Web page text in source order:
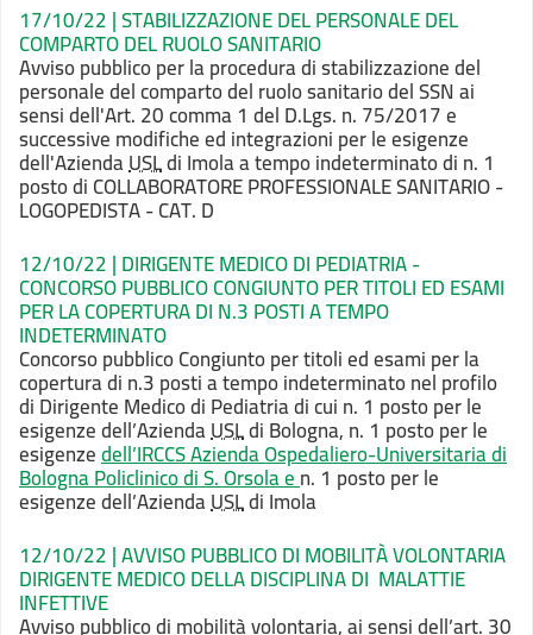
17/10/22 | STABILIZZAZIONE DEL PERSONALE DEL
COMPARTO DEL RUOLO SANITARIO
Avviso pubblico per la procedura di stabilizzazione del
personale del comparto del ruolo sanitario del SSN ai
sensi dell'Art. 20 comma 1 del D.Lgs. n. 75/2017 e
successive modifiche ed integrazioni per le esigenze
dell'AziendaUSLdi Imola a tempo indeterminato di n. 1
posto di COLLABORATORE PROFESSIONALE SANITARIO -
LOGOPEDISTA - CAT. D
12/10/22 | DIRIGENTE MEDICO DI PEDIATRIA -
CONCORSO PUBBLICO CONGIUNTO PER TITOLI ED ESAMI
PER LA COPERTURA DI N.3 POSTI A TEMPO
INDETERMINATO
Concorso pubblico Congiunto per titoli ed esami per la
copertura di n.3 posti a tempo indeterminato nel profilo
di Dirigente Medico di Pediatria di cui n. 1 posto per le
esigenze dell’AziendaUSLdi Bologna, n. 1 posto per le
esigenzedell’IRCCS Azienda Ospedaliero-Universitaria di
Bologna Policlinico di S. Orsola en. 1 posto per le
esigenze dell’AziendaUSLdi Imola
12/10/22 | AVVISO PUBBLICO DI MOBILITÀ VOLONTARIA
DIRIGENTE MEDICO DELLA DISCIPLINA DI MALATTIE
INFETTIVE
Avviso pubblico di mobilità volontaria, ai sensi dell’art. 30